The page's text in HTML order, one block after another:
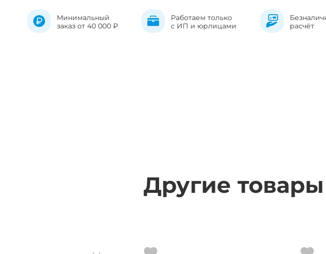
Минимальный
заказ от 40 000 ₽
Работаем только
с ИП и юрлицами
расчёт
Другие